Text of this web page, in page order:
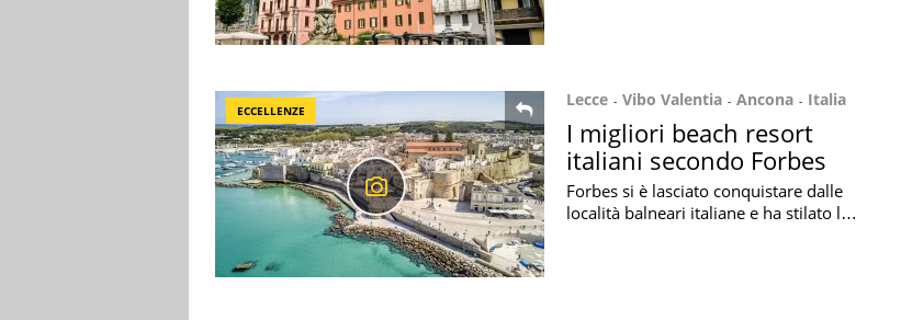
ECCELLENZE
Lecce Vibo Valentia Ancona Italia
I migliori beach resort
italiani secondo Forbes
Forbes si è lasciato conquistare dalle
località balneari italiane e ha stilato la